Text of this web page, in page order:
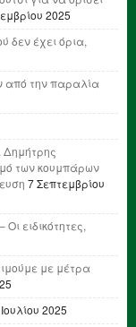
2025
δεν έχει όρια,
από την παραλία
Δημήτρης
των κουμπάρων
7 Σεπτεμβρίου
ειδικότητες,
με μέτρα
2025